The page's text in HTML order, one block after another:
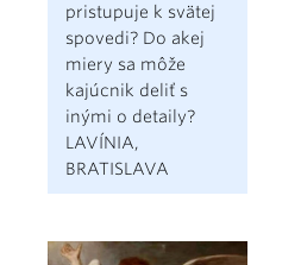
pristupuje k svätej
spovedi? Do akej
miery sa môže
kajúcnik deliť s
inými o detaily?
LAVÍNIA,
BRATISLAVA